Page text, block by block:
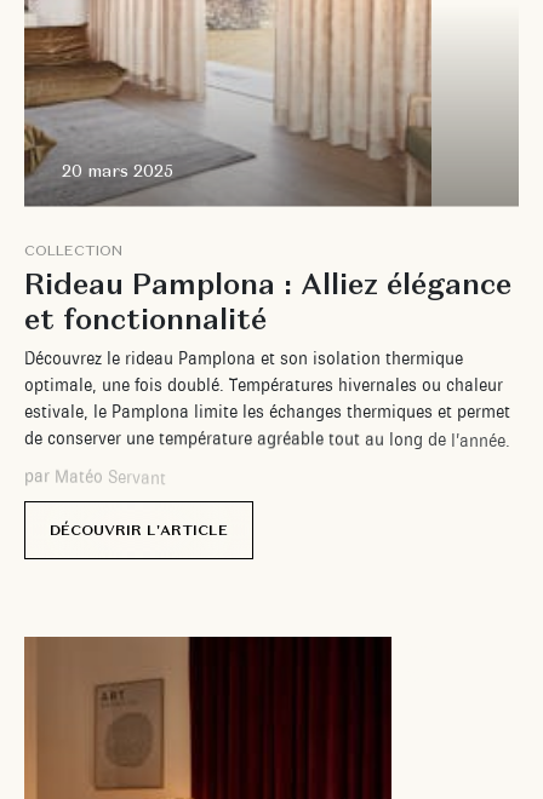
20 mars 2025
COL L ECTION
Rideau Pamplona : Alliez élégance
et fonctionnalité
Découvrez le rideau Pamplona et son isolation thermique
optimale, une fois doublé. Températures hivernales ou chaleur
estivale, le Pamplona limite les échanges thermiques et permet
de conserver une température agréable tout au long de l’année
par Matéo Servant
DÉCOUVRIR L'ARTICLE